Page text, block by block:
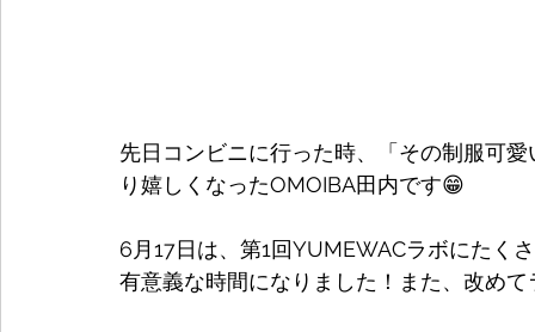
先日コンビニに行った時、「その制服可
り嬉しくなったOMOIBA田内です😁
6月17日は、第1回YUMEWACラボにたく
有意義な時間になりました！また、改め